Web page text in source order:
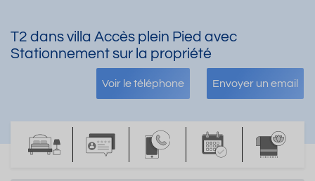
T2 dans villa Accès plein Pied avec
Stationnement sur la propriété
Voir le téléphone Envoyer un email